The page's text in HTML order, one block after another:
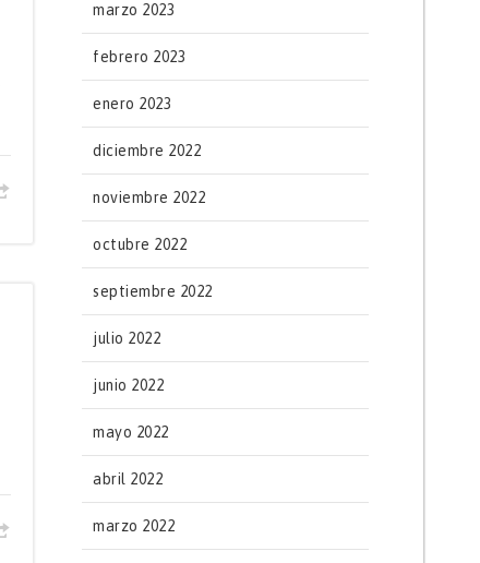
marzo 2023
febrero 2023
enero 2023
diciembre 2022
noviembre 2022
octubre 2022
septiembre 2022
julio 2022
junio 2022
mayo 2022
abril 2022
marzo 2022